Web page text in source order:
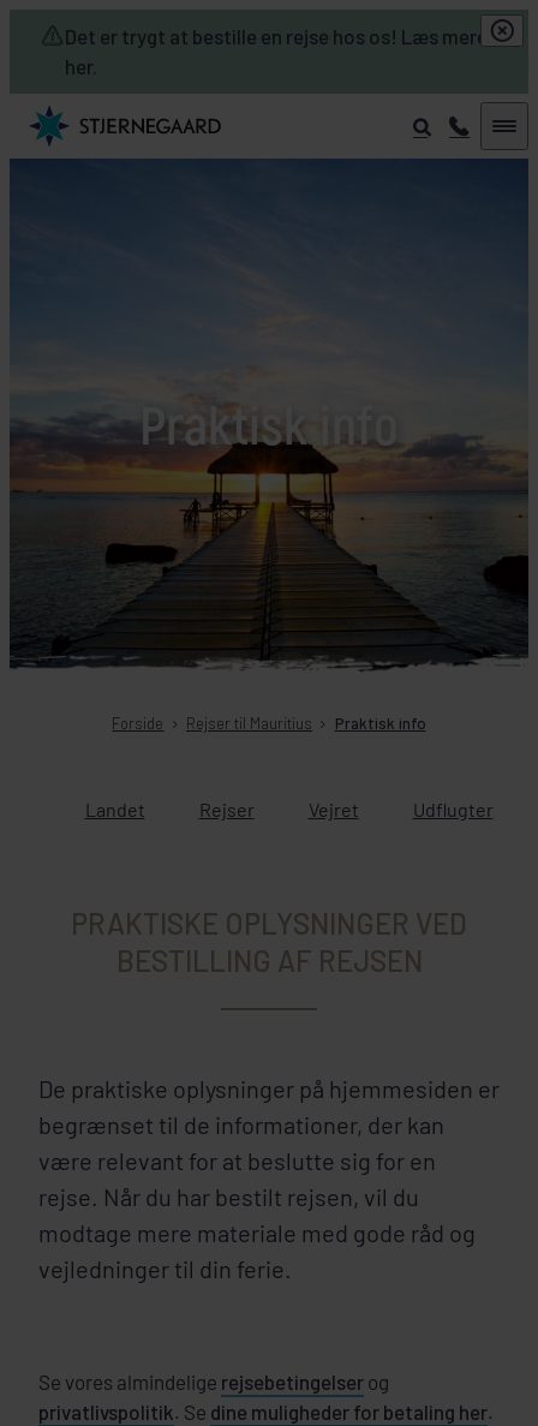
Det er trygt at bestille en rejse hos os! Læs mere
her.
Skip to main content
Praktisk info
Forside Rejser til Mauritius Praktisk info
Landet Rejser Vejret Udflugter
PRAKTISKE OPLYSNINGER VED
BESTILLING AF REJSEN
De praktiske oplysninger på hjemmesiden er
begrænset til de informationer, der kan
være relevant for at beslutte sig for en
rejse. Når du har bestilt rejsen, vil du
modtage mere materiale med gode råd og
vejledninger til din ferie.
Se vores almindelige rejsebetingelser og
privatlivspolitik. Se dine muligheder for betaling her.